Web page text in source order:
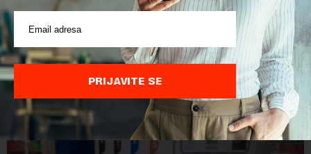
Ministarstvo unutrašnjih poslova Kosova proglasilo je
direktora Telekoma Srbije Vladimira Lučića nepoželjnom
osobom i trajno mu zabranilo ulazak, tranzit i boravak na
Kosovu, navodeći kao razlog njegove javn...
PRIJAVITE SE